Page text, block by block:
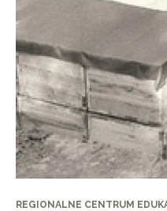
REGIONALNE CENTRUM